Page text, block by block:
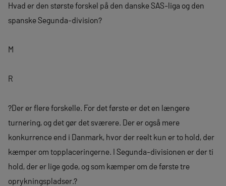
Hvad er den største forskel på den danske SAS-liga og den
spanske Segunda-division?
M
R
?Der er flere forskelle. For det første er det en længere
turnering, og det gør det sværere. Der er også mere
konkurrence end i Danmark, hvor der reelt kun er to hold, der
kæmper om topplaceringerne. I Segunda-divisionen er der ti
hold, der er lige gode, og som kæmper om de første tre
oprykningspladser.?